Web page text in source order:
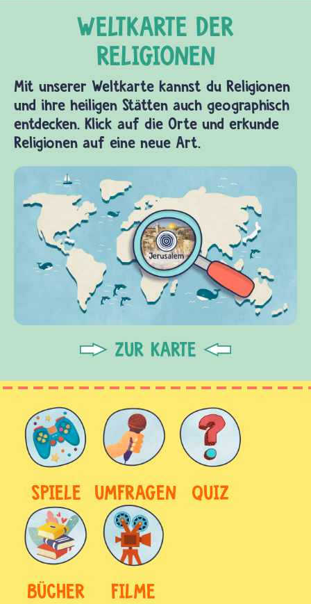
Mit unserer Weltkarte kannst du Religionen
und ihre heiligen Stätten auch geographisch
entdecken. Klick auf die Orte und erkunde
Religionen auf eine neue Art.
ZUR KARTE
SPIELE UMFRAGEN QUIZ
BÜCHER FILME